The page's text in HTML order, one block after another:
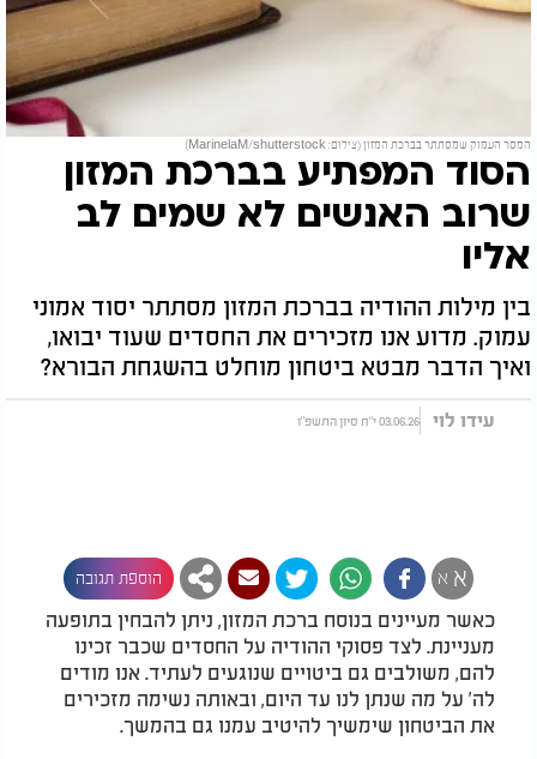
המסר העמוק שמסתתר בברכת המזון (צילום: MarinelaM/shutterstock)
הסוד המפתיע בברכת המזון
שרוב האנשים לא שמים לב
אליו
בין מילות ההודיה בברכת המזון מסתתר יסוד אמוני
עמוק. מדוע אנו מזכירים את החסדים שעוד יבואו,
ואיך הדבר מבטא ביטחון מוחלט בהשגחת הבורא?
עידו לוי 03.06.26 י"ח סיון התשפ"ו
א א הוספת תגובה
כאשר מעיינים בנוסח ברכת המזון, ניתן להבחין בתופעה
מעניינת. לצד פסוקי ההודיה על החסדים שכבר זכינו
להם, משולבים גם ביטויים שנוגעים לעתיד. אנו מודים
לה' על מה שנתן לנו עד היום, ובאותה נשימה מזכירים
את הביטחון שימשיך להיטיב עמנו גם בהמשך.